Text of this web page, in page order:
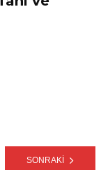
SONRAKİ